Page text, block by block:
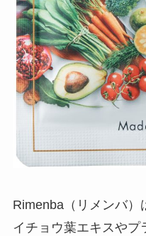
Rimenba（リメンバ）
イチョウ葉エキスやプ